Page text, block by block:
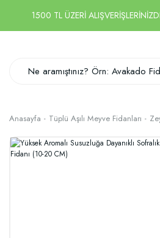
1500 TL ÜZERİ
Anasayfa Tüplü Aşılı Meyve Fidanları